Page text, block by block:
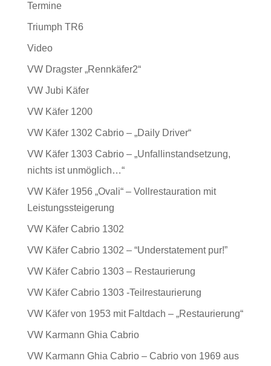
Termine
Triumph TR6
Video
VW Dragster „Rennkäfer2“
VW Jubi Käfer
VW Käfer 1200
VW Käfer 1302 Cabrio – „Daily Driver“
VW Käfer 1303 Cabrio – „Unfallinstandsetzung,
nichts ist unmöglich…“
VW Käfer 1956 „Ovali“ – Vollrestauration mit
Leistungssteigerung
VW Käfer Cabrio 1302
VW Käfer Cabrio 1302 – “Understatement pur!”
VW Käfer Cabrio 1303 – Restaurierung
VW Käfer Cabrio 1303 -Teilrestaurierung
VW Käfer von 1953 mit Faltdach – „Restaurierung“
VW Karmann Ghia Cabrio
VW Karmann Ghia Cabrio – Cabrio von 1969 aus